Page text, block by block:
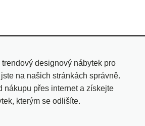
designový nábytek pro
na našich stránkách správně.
nákupu přes internet a získejte
kterým se odlišíte.